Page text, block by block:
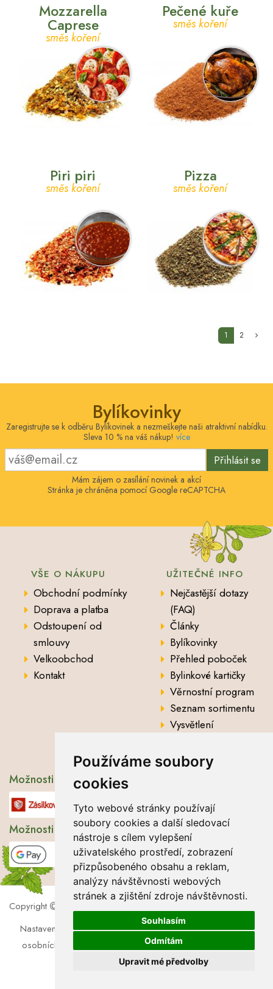
Používáme soubory
cookies
Tyto webové stránky používají
soubory cookies a další sledovací
nástroje s cílem vylepšení
uživatelského prostředí, zobrazení
přizpůsobeného obsahu a reklam,
analýzy návštěvnosti webových
stránek a zjištění zdroje návštěvnosti.
Souhlasím
Odmítám
Upravit mé předvolby
Mozzarella
Caprese
směs koření
Pečené kuře
směs koření
Piri piri
směs koření
Pizza
směs koření
1 (current)
2
Bylíkovinky
Zaregistrujte se k odběru Bylíkovinek a nezmeškejte naši atraktivní nabídku.
Sleva 10 % na váš nákup! více
Přihlásit se
Mám zájem o zasílání novinek a akcí
Stránka je chráněna pomocí Google reCAPTCHA
VŠE O NÁKUPU
Obchodní podmínky
Doprava a platba
Odstoupení od
smlouvy
Velkoobchod
Kontakt
UŽITEČNÉ INFO
Nejčastější dotazy
(FAQ)
Články
Bylíkovinky
Přehled poboček
Bylinkové kartičky
Věrnostní program
Seznam sortimentu
Vysvětlení
Možnosti dopravy
Možnosti platby
Copyright
2026 Lbros s.r.o.
Nastavení cookies|Soubory cookies|Zásady zpracování
osobních údajů
Souhlas se zpracováním osobních údajů